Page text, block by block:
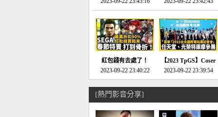
天平》介紹！-電玩宅
速配20230126
回「石村號」的恐懼體
驗-電玩宅速配
20230125
紅包錢有去處了！
SEGA春節特賣 超過85
款遊戲打到骨折-電玩
宅速配20230119
2023-09-22 23:40:22
【2023 TpGS】Coser
和Show Girl搶先看！
直擊展前記者會-電玩
2023-09-22 23:39:54
[熱門影音分享]